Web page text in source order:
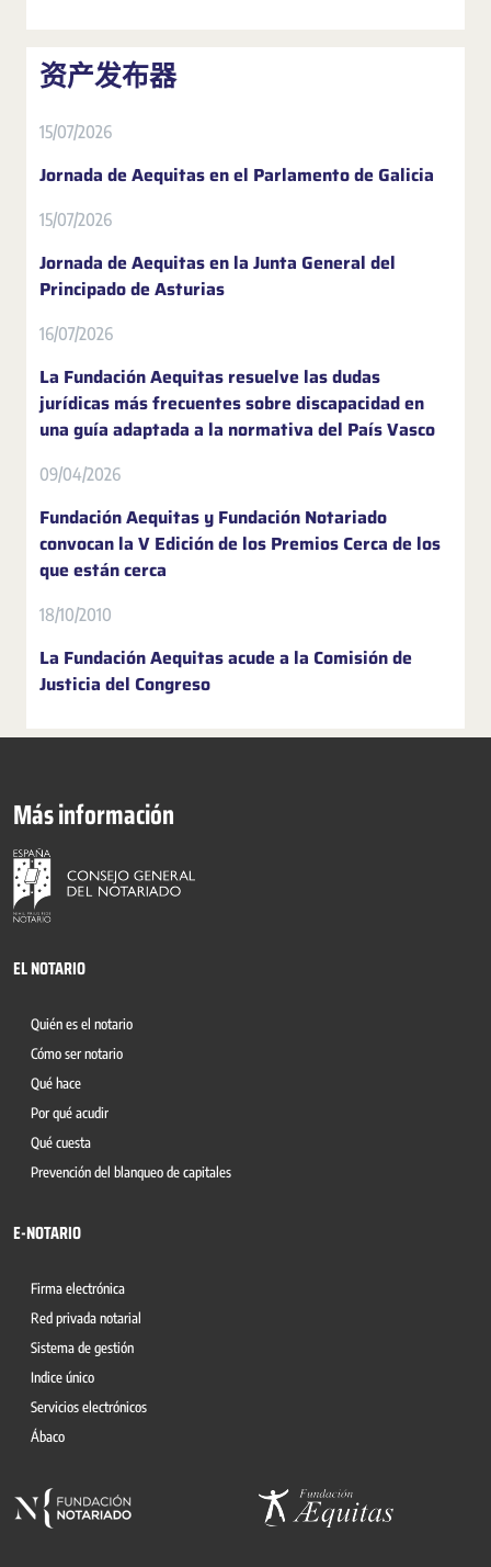
资产发布器
15/07/2026
Jornada de Aequitas en el Parlamento de Galicia
15/07/2026
Jornada de Aequitas en la Junta General del
Principado de Asturias
16/07/2026
La Fundación Aequitas resuelve las dudas
jurídicas más frecuentes sobre discapacidad en
una guía adaptada a la normativa del País Vasco
09/04/2026
Fundación Aequitas y Fundación Notariado
convocan la V Edición de los Premios Cerca de los
que están cerca
18/10/2010
La Fundación Aequitas acude a la Comisión de
Justicia del Congreso
Más información
EL NOTARIO
Quién es el notario
Cómo ser notario
Qué hace
Por qué acudir
Qué cuesta
Prevención del blanqueo de capitales
E-NOTARIO
Firma electrónica
Red privada notarial
Sistema de gestión
Indice único
Servicios electrónicos
Ábaco